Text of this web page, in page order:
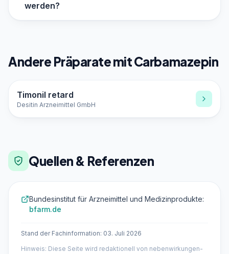
werden?
Andere Präparate mit Carbamazepin
Timonil retard
Desitin Arzneimittel GmbH
Quellen & Referenzen
Bundesinstitut für Arzneimittel und Medizinprodukte:
bfarm.de
Stand der Fachinformation: 03. Juli 2026
Hinweis: Diese Seite wird redaktionell von nebenwirkungen-